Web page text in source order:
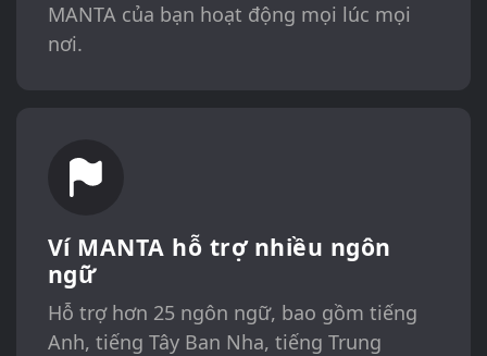
MANTA của bạn hoạt động mọi lúc mọi
nơi.
Ví MANTA hỗ trợ nhiều ngôn
ngữ
Hỗ trợ hơn 25 ngôn ngữ, bao gồm tiếng
Anh, tiếng Tây Ban Nha, tiếng Trung